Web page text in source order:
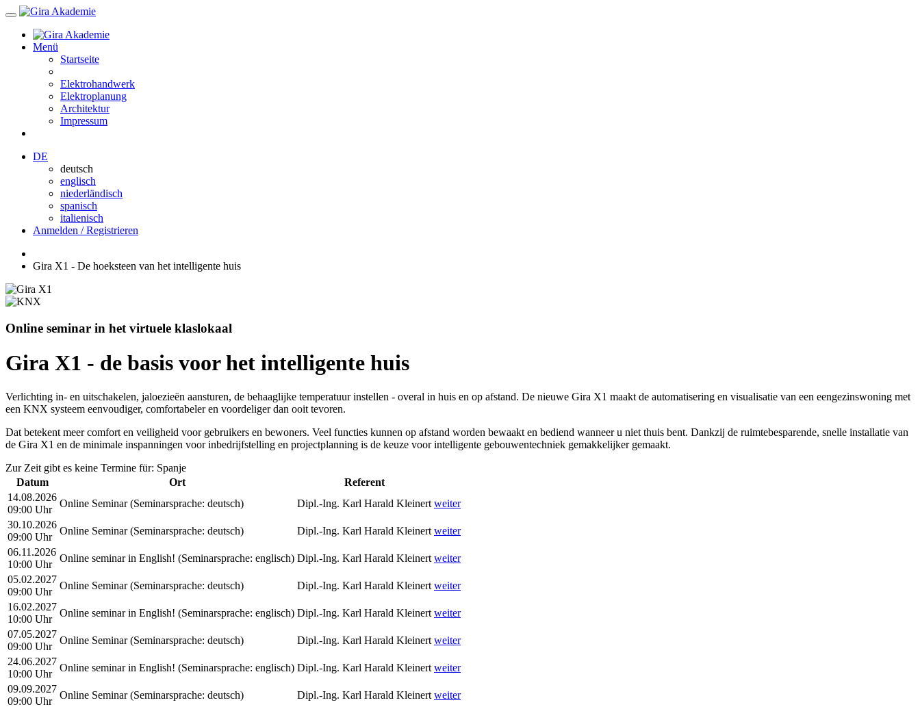
Menü
Startseite
Elektrohandwerk
Elektroplanung
Architektur
Impressum
DE
deutsch
englisch
niederländisch
spanisch
italienisch
Anmelden / Registrieren
Gira X1 - De hoeksteen van het intelligente huis
Online seminar in het virtuele klaslokaal
Gira X1 - de basis voor het intelligente huis
Verlichting in- en uitschakelen, jaloezieën aansturen, de behaaglijke temperatuur instellen - overal in huis en op afstand. De nieuwe Gira X1 maakt de automatisering en visualisatie van een eengezinswoning met
een KNX systeem eenvoudiger, comfortabeler en voordeliger dan ooit tevoren.
Dat betekent meer comfort en veiligheid voor gebruikers en bewoners. Veel functies kunnen op afstand worden bewaakt en bediend wanneer u niet thuis bent. Dankzij de ruimtebesparende, snelle installatie van
de Gira X1 en de minimale inspanningen voor inbedrijfstelling en projectplanning is de keuze voor intelligente gebouwentechniek gemakkelijker gemaakt.
Zur Zeit gibt es keine Termine für: Spanje
Datum
Ort
Referent
14.08.2026
09:00 Uhr
Online Seminar(Seminarsprache: deutsch) Dipl.-Ing. Karl Harald Kleinert weiter
30.10.2026
09:00 Uhr
Online Seminar(Seminarsprache: deutsch) Dipl.-Ing. Karl Harald Kleinert weiter
06.11.2026
10:00 Uhr
Online seminar in English! (Seminarsprache: englisch) Dipl.-Ing. Karl Harald Kleinert weiter
05.02.2027
09:00 Uhr
Online Seminar(Seminarsprache: deutsch) Dipl.-Ing. Karl Harald Kleinert weiter
16.02.2027
10:00 Uhr
Online seminar in English! (Seminarsprache: englisch) Dipl.-Ing. Karl Harald Kleinert weiter
07.05.2027
09:00 Uhr
Online Seminar(Seminarsprache: deutsch) Dipl.-Ing. Karl Harald Kleinert weiter
24.06.2027
10:00 Uhr
Online seminar in English! (Seminarsprache: englisch) Dipl.-Ing. Karl Harald Kleinert weiter
09.09.2027
09:00 Uhr
Online Seminar(Seminarsprache: deutsch) Dipl.-Ing. Karl Harald Kleinert weiter